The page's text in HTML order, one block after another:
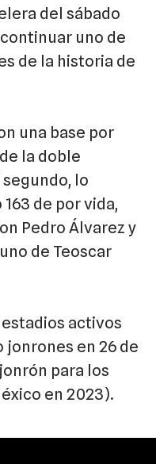
del sábado
uno de
de la historia de
una base por
la doble
lo
de por vida,
Pedro Álvarez y
de Teoscar
activos
jonrones en 26 de
para los
en 2023).